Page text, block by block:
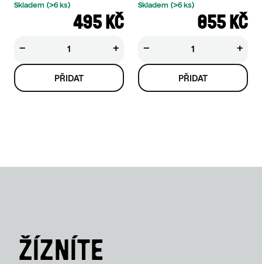
495 KČ
Skladem (>6 ks)
+
−
855 KČ
Skladem (>6 ks)
+
−